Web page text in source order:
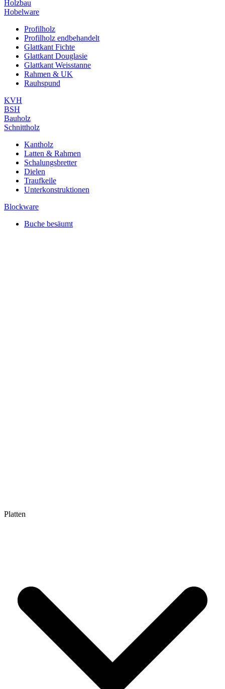
Holzbau
Hobelware
Profilholz
Profilholz endbehandelt
Glattkant Fichte
Glattkant Douglasie
Glattkant Weisstanne
Rahmen & UK
Rauhspund
KVH
BSH
Bauholz
Schnittholz
Kantholz
Latten & Rahmen
Schalungsbretter
Dielen
Traufkeile
Unterkonstruktionen
Blockware
Buche besäumt
Platten